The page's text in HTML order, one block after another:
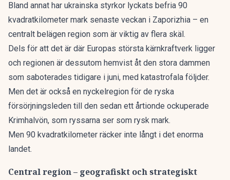
Bland annat har ukrainska styrkor lyckats befria 90
kvadratkilometer mark senaste veckan i Zaporizhia – en
centralt belägen region som är viktig av flera skäl.
Dels för att det är där Europas största kärnkraftverk ligger
och regionen är dessutom hemvist åt den stora dammen
som saboterades tidigare i juni, med katastrofala följder.
Men det är också en nyckelregion för de ryska
försörjningsleden till den sedan ett årtionde ockuperade
Krimhalvön, som ryssarna ser som rysk mark.
Men 90 kvadratkilometer räcker inte långt i det enorma
landet.
Central region – geografiskt och strategiskt